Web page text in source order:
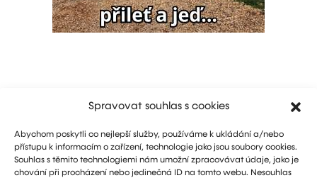
Spravovat souhlas s cookies
Abychom poskytli co nejlepší služby, používáme k ukládání a/nebo
přístupu k informacím o zařízení, technologie jako jsou soubory cookies.
Souhlas s těmito technologiemi nám umožní zpracovávat údaje, jako je
chování při procházení nebo jedinečná ID na tomto webu. Nesouhlas